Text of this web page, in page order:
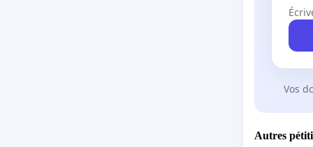
Vos
Autres